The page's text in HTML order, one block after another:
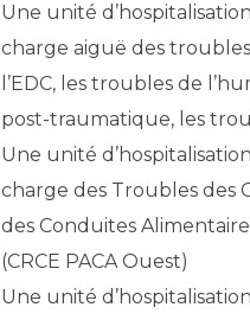
Une unité
charge aiguë des
l’EDC, les troubles de
post-traumatique, les
Une unité
charge des Troubles des
des Conduites
(CRCE PACA Ouest)
Une unité